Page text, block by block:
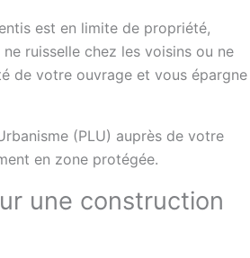
est en limite de propriété,
ruisselle chez les voisins ou ne
de votre ouvrage et vous épargne
(PLU) auprès de votre
en zone protégée.
une construction